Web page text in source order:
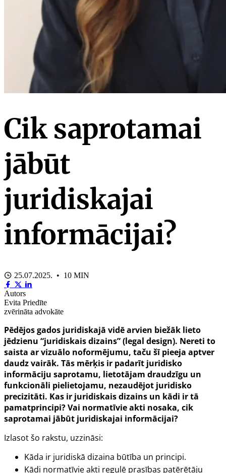
Cik saprotamai
jābūt
juridiskajai
informācijai?
25.07.2025. • 10 MIN
Autors
Evita Priedīte
zvērināta advokāte
Pēdējos gados juridiskajā vidē arvien biežāk lieto
jēdzienu “juridiskais dizains” (legal design). Nereti to
saista ar vizuālo noformējumu, taču šī pieeja aptver
daudz vairāk. Tās mērķis ir padarīt juridisko
informāciju saprotamu, lietotājam draudzīgu un
funkcionāli pielietojamu, nezaudējot juridisko
precizitāti. Kas ir juridiskais dizains un kādi ir tā
pamatprincipi? Vai normatīvie akti nosaka, cik
saprotamai jābūt juridiskajai informācijai?
Izlasot šo rakstu, uzzināsi:
Kāda ir juridiskā dizaina būtība un principi.
Kādi normatīvie akti regulē prasības patērētāju